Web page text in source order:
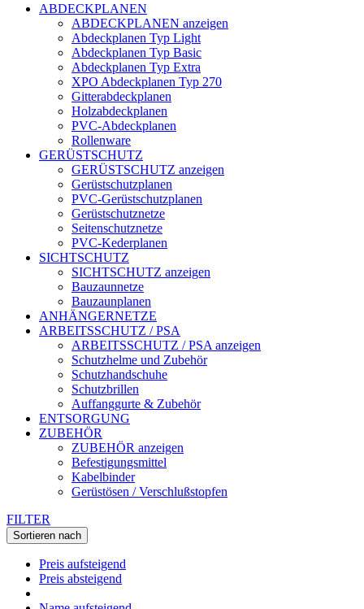
ABDECKPLANEN
ABDECKPLANEN anzeigen
Abdeckplanen Typ Light
Abdeckplanen Typ Basic
Abdeckplanen Typ Extra
XPO Abdeckplanen Typ 270
Gitterabdeckplanen
Holzabdeckplanen
PVC-Abdeckplanen
Rollenware
GERÜSTSCHUTZ
GERÜSTSCHUTZ anzeigen
Gerüstschutzplanen
PVC-Gerüstschutzplanen
Gerüstschutznetze
Seitenschutznetze
PVC-Kederplanen
SICHTSCHUTZ
SICHTSCHUTZ anzeigen
Bauzaunnetze
Bauzaunplanen
ANHÄNGERNETZE
ARBEITSSCHUTZ / PSA
ARBEITSSCHUTZ / PSA anzeigen
Schutzhelme und Zubehör
Schutzhandschuhe
Schutzbrillen
Auffanggurte & Zubehör
ENTSORGUNG
ZUBEHÖR
ZUBEHÖR anzeigen
Befestigungsmittel
Kabelbinder
Gerüstösen / Verschlußstopfen
FILTER
Sortieren nach
Preis aufsteigend
Preis absteigend